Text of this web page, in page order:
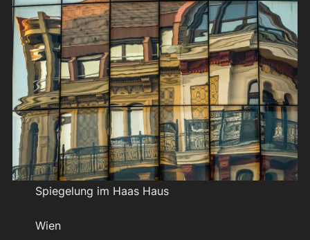
Spiegelung im Haas Haus
Wien